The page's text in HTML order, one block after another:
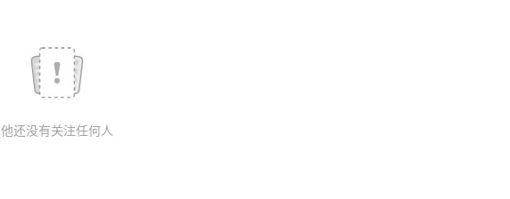
他还没有关注任何人